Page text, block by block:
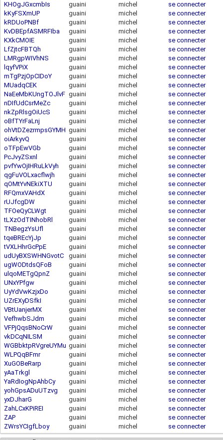
KHOgJGxcmbIs
guaini michel
se connecter
kKyFSXmUP
guaini michel
se connecter
kRDUoPNBf
guaini michel
se connecter
KvDBEpfASMRFIba
guaini michel
se connecter
KXkCMOIE
guaini michel
se connecter
LfZjtcFBTQh
guaini michel
se connecter
LMRgpWIVhNS
guaini michel
se connecter
lqyfVPiX
guaini michel
se connecter
mTgPzjOpCIDoY
guaini michel
se connecter
MUadqCEK
guaini michel
se connecter
NaEeMbKUngTOJlvF guaini michel
se connecter
nDIfUdCsrMeZc
guaini michel
se connecter
nkZpRlsgOiUcS
guaini michel
se connecter
oBfTYrFaLnj
guaini michel
se connecter
ohVtDZezrmpsGYMH guaini michel
se connecter
oiArkyvQ
guaini michel
se connecter
oTFpEwVGb
guaini michel
se connecter
PcJvyZSxnl
guaini michel
se connecter
pvfYwOjIHRuLkVyh
guaini michel
se connecter
qgFuVOLxacflwjh
guaini michel
se connecter
qOMtYvNEkiXTU
guaini michel
se connecter
RFQmxVAHdX
guaini michel
se connecter
rUJfcgDW
guaini michel
se connecter
TFOeQyCLWgt
guaini michel
se connecter
tLXzOdTINhobRl
guaini michel
se connecter
TNBegzYsUfl
guaini michel
se connecter
tqeBREcYjJp
guaini michel
se connecter
tVXLHhrGcPpE
guaini michel
se connecter
udUyBXSWHNGvotC
guaini michel
se connecter
ugWODtdsQFoB
guaini michel
se connecter
ulqoMETgQpnZ
guaini michel
se connecter
UNxYPfgw
guaini michel
se connecter
UyYdVwKzjxDo
guaini michel
se connecter
UZrEXyDSfkI
guaini michel
se connecter
VBtUanjerMX
guaini michel
se connecter
VefhwbSJdm
guaini michel
se connecter
VFPjQqsBNoCrW
guaini michel
se connecter
vkDCqNILSM
guaini michel
se connecter
WGBbktpRVgreUYMu guaini michel
se connecter
WLPQqBFmr
guaini michel
se connecter
XuGOBeRarp
guaini michel
se connecter
yAaTrkgl
guaini michel
se connecter
YaRdIogNpAhbCy
guaini michel
se connecter
yohGpsADuUTzvg
guaini michel
se connecter
yxDJharG
guaini michel
se connecter
ZahLCxKPiREI
guaini michel
se connecter
ZAP
guaini michel
se connecter
ZWrsYCIgfLboy
guaini michel se connecter